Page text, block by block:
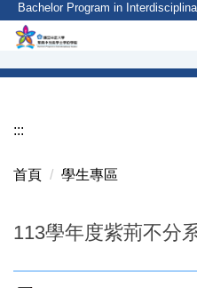
跳
到
要
Bachelor Program in
:::
首頁 學生專區
113學年度紫荊不分